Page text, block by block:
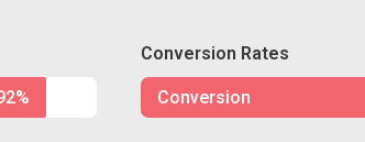
Conversion Rates
Conversion